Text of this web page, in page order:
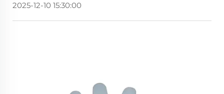
2025-12-10 15:30:00